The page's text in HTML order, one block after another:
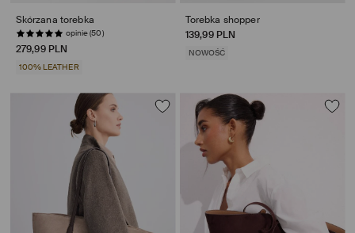
Skórzana torebka
opinie (50)
279,99 PLN
100% LEATHER
Torebka shopper
139,99 PLN
NOWOŚĆ